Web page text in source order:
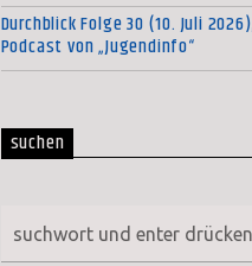
Durchblick Folge 30 (10. Juli
Podcast von „Jugendinfo“
suchen